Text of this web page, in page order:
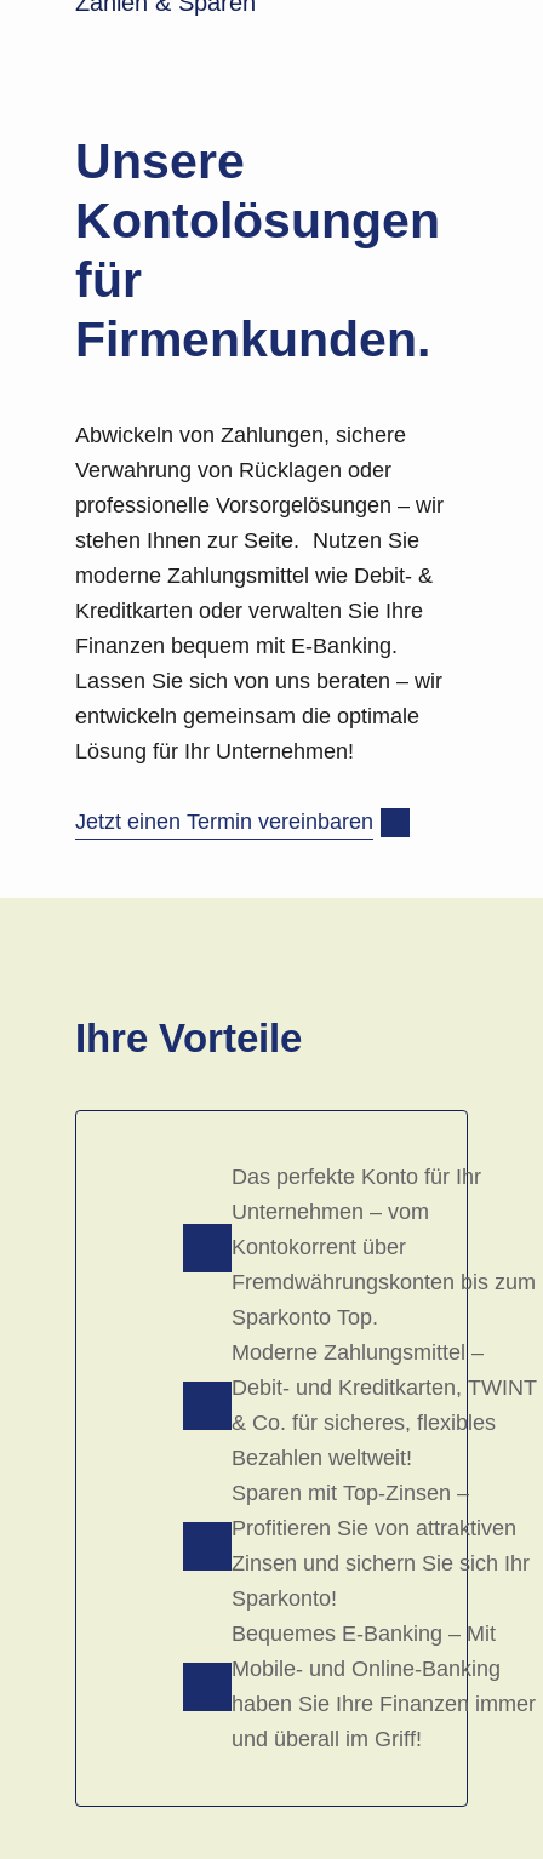
Unsere
Kontolösungen
für
Firmenkunden.
Abwickeln von Zahlungen, sichere
Verwahrung von Rücklagen oder
professionelle Vorsorgelösungen – wir
stehen Ihnen zur Seite. Nutzen Sie
moderne Zahlungsmittel wie Debit- &
Kreditkarten oder verwalten Sie Ihre
Finanzen bequem mit E-Banking.
Lassen Sie sich von uns beraten – wir
entwickeln gemeinsam die optimale
Lösung für Ihr Unternehmen!
Jetzt einen Termin vereinbaren
Ihre Vorteile
Das perfekte Konto für Ihr
Unternehmen – vom
Kontokorrent über
Fremdwährungskonten bis zum
Sparkonto Top.
Moderne Zahlungsmittel –
Debit- und Kreditkarten, TWINT
& Co. für sicheres, flexibles
Bezahlen weltweit!
Sparen mit Top-Zinsen –
Profitieren Sie von attraktiven
Zinsen und sichern Sie sich Ihr
Sparkonto!
Bequemes E-Banking – Mit
Mobile- und Online-Banking
haben Sie Ihre Finanzen immer
und überall im Griff!